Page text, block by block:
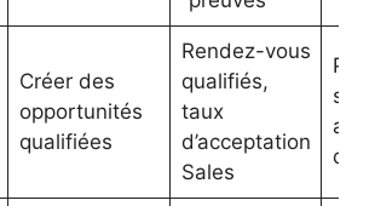
Créer des
opportunités
qualifiées
Rendez-vous
qualifiés,
taux
d’acceptation
Sales